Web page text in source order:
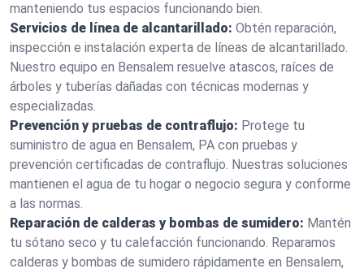
manteniendo tus espacios funcionando bien.
Servicios de línea de alcantarillado: Obtén reparación,
inspección e instalación experta de líneas de alcantarillado.
Nuestro equipo en Bensalem resuelve atascos, raíces de
árboles y tuberías dañadas con técnicas modernas y
especializadas.
Prevención y pruebas de contraflujo: Protege tu
suministro de agua en Bensalem, PA con pruebas y
prevención certificadas de contraflujo. Nuestras soluciones
mantienen el agua de tu hogar o negocio segura y conforme
a las normas.
Reparación de calderas y bombas de sumidero: Mantén
tu sótano seco y tu calefacción funcionando. Reparamos
calderas y bombas de sumidero rápidamente en Bensalem,